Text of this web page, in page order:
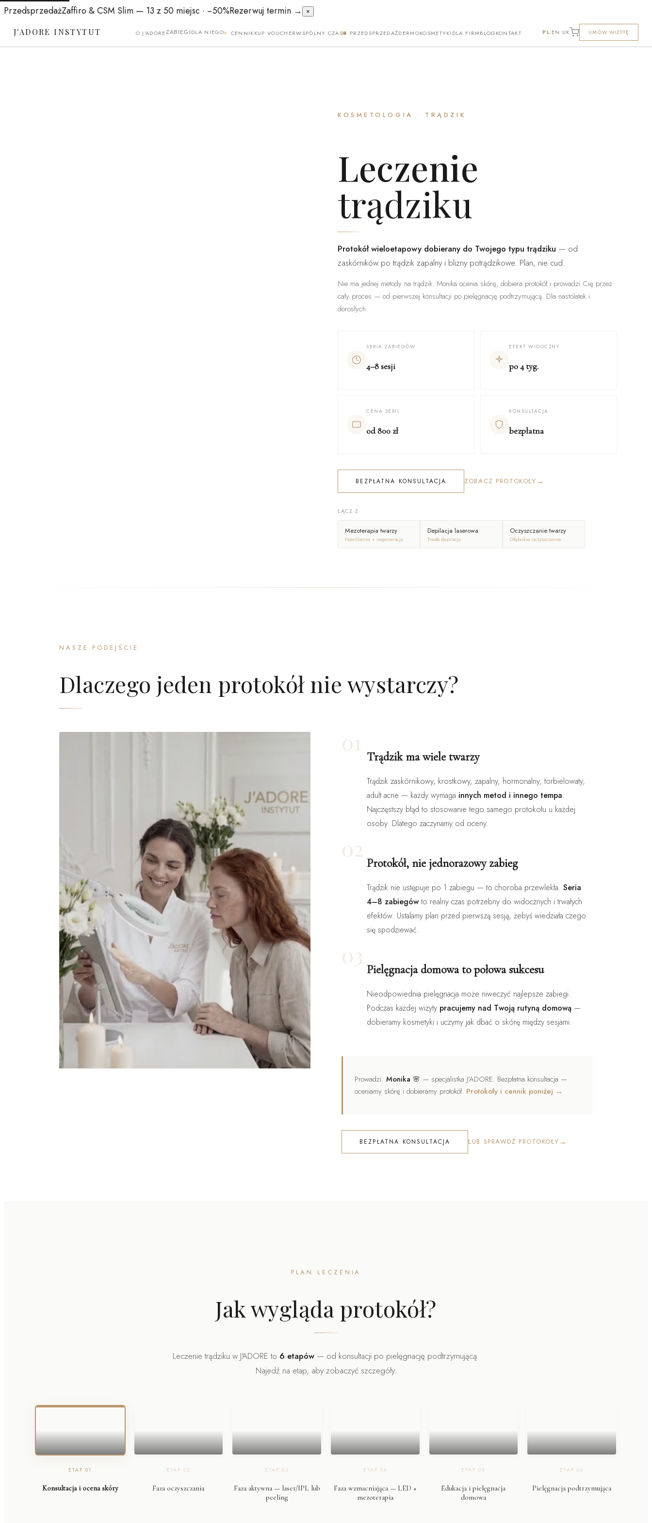
PrzedsprzedażZaffiro & CSM Slim — 13 z 50 miejsc · −50%Rezerwuj termin → ×
J'ADORE INSTYTUT O J'ADOREZABIEGI DLA NIEGO CENNIKKUP VOUCHERWSPÓLNY CZAS PRZEDSPRZEDAŻDERMOKOSMETYKI DLA FIRMBLOGKONTAKT PL| EN | UK UMÓW WIZYTĘ
KOSMETOLOGIA · TRĄDZIK
Leczenie
trądziku
Protokół wieloetapowy dobierany do Twojego typu trądziku — od
zaskórników po trądzik zapalny i blizny potrądzikowe. Plan, nie cud.
Nie ma jednej metody na trądzik. Monika ocenia skórę, dobiera protokół i prowadzi Cię przez
cały proces — od pierwszej konsultacji po pielęgnację podtrzymującą. Dla nastolatek i
dorosłych.
SERIA ZABIEGÓW
4–8 sesji
EFEKT WIDOCZNY
po 4 tyg.
CENA SERII
od 800 zł
KONSULTACJA
bezpłatna
BEZPŁATNA KONSULTACJA ZOBACZ PROTOKOŁY →
ŁĄCZ Z:
Mezoterapia twarzy
Nawilżenie + regeneracja
Depilacja laserowa
Trwała depilacja
Oczyszczanie twarzy
Głębokie oczyszczenie
NASZE PODEJŚCIE
Dlaczego jeden protokół nie wystarczy?
01
Trądzik ma wiele twarzy
Trądzik zaskórnikowy, krostkowy, zapalny, hormonalny, torbielowaty,
adult acne — każdy wymaga innych metod i innego tempa.
Najczęstszy błąd to stosowanie tego samego protokołu u każdej
osoby. Dlatego zaczynamy od oceny.
02
Protokół, nie jednorazowy zabieg
Trądzik nie ustępuje po 1 zabiegu — to choroba przewlekła. Seria
4–8 zabiegówto realny czas potrzebny do widocznych i trwałych
efektów. Ustalamy plan przed pierwszą sesją, żebyś wiedziała czego
się spodziewać.
03
Pielęgnacja domowa to połowa sukcesu
Nieodpowiednia pielęgnacja może niweczyć najlepsze zabiegi.
Podczas każdej wizyty pracujemy nad Twoją rutyną domową —
dobieramy kosmetyki i uczymy jak dbać o skórę między sesjami.
Prowadzi: Monika 🌸 — specjalistka J'ADORE. Bezpłatna konsultacja —
oceniamy skórę i dobieramy protokół. Protokoły i cennik poniżej →
BEZPŁATNA KONSULTACJA LUB SPRAWDŹ PROTOKOŁY →
PLAN LECZENIA
Jak wygląda protokół?
Leczenie trądziku w J'ADORE to 6 etapów — od konsultacji po pielęgnację podtrzymującą.
Najedź na etap, aby zobaczyć szczegóły.
ETAP01
Konsultacja i ocena skóry
ETAP02
Faza oczyszczania
ETAP03
Faza aktywna — laser/IPL lub
peeling
ETAP 04
Faza wzmacniająca — LED +
mezoterapia
ETAP05
Edukacja i pielęgnacja
domowa
ETAP06
Pielęgnacja podtrzymująca